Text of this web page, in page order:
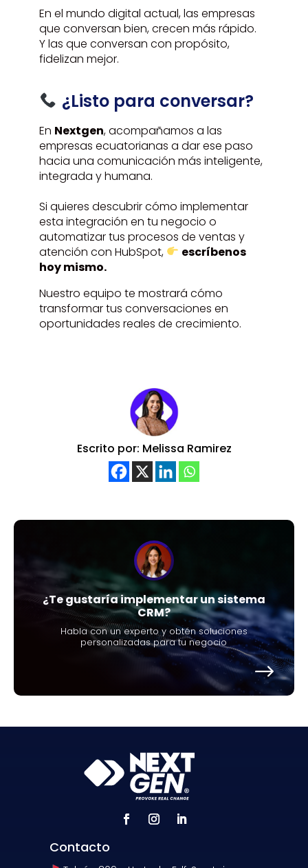
En el mundo digital actual, las empresas
que conversan bien, crecen más rápido.
Y las que conversan con propósito,
fidelizan mejor.
¿Listo para conversar?
En Nextgen, acompañamos a las
empresas ecuatorianas a dar ese paso
hacia una comunicación más inteligente,
integrada y humana.
Si quieres descubrir cómo implementar
esta integración en tu negocio o
automatizar tus procesos de ventas y
atención con HubSpot,
escríbenos
hoy mismo.
Nuestro equipo te mostrará cómo
transformar tus conversaciones en
oportunidades reales de crecimiento.
Escrito por: Melissa Ramirez
¿Te gustaría implementar un sistema
CRM?
Habla con un experto y obtén soluciones
personalizadas para tu negocio
Contacto